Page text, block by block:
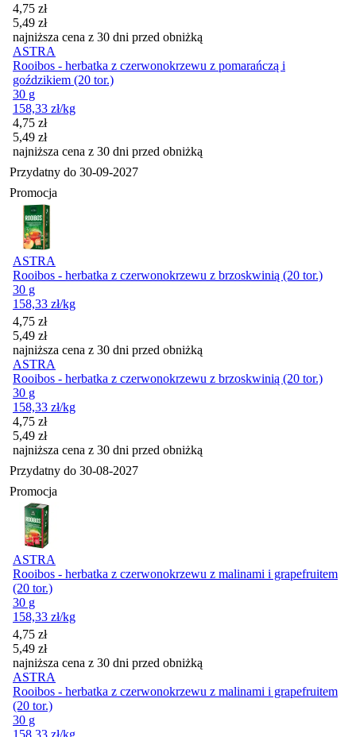
Cena promocyjna
4,75 zł
5,49 zł
najniższa cena z 30 dni przed obniżką
ASTRA
Rooibos - herbatka z czerwonokrzewu z pomarańczą i
goździkiem (20 tor.)
30 g
158,33 zł/kg
Cena promocyjna
4,75 zł
5,49 zł
najniższa cena z 30 dni przed obniżką
Przydatny do 30-09-2027
Promocja
ASTRA
Rooibos - herbatka z czerwonokrzewu z brzoskwinią (20 tor.)
30 g
158,33 zł/kg
Cena promocyjna
4,75 zł
5,49 zł
najniższa cena z 30 dni przed obniżką
ASTRA
Rooibos - herbatka z czerwonokrzewu z brzoskwinią (20 tor.)
30 g
158,33 zł/kg
Cena promocyjna
4,75 zł
5,49 zł
najniższa cena z 30 dni przed obniżką
Przydatny do 30-08-2027
Promocja
ASTRA
Rooibos - herbatka z czerwonokrzewu z malinami i grapefruitem
(20 tor.)
30 g
158,33 zł/kg
Cena promocyjna
4,75 zł
5,49 zł
najniższa cena z 30 dni przed obniżką
ASTRA
Rooibos - herbatka z czerwonokrzewu z malinami i grapefruitem
(20 tor.)
30 g